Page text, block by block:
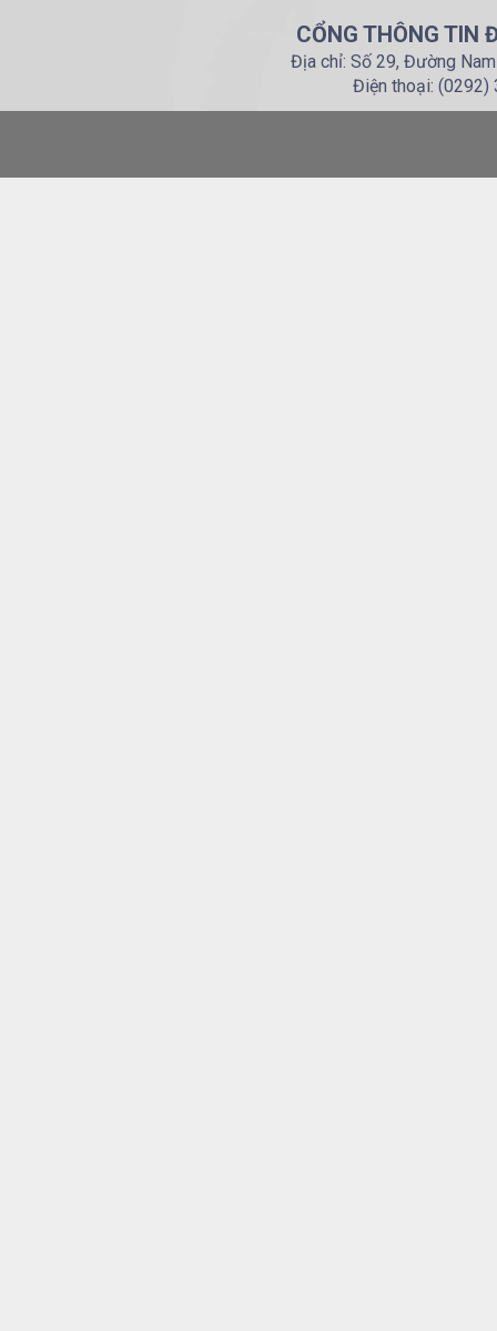
CỔNG THÔNG TIN
Địa chỉ: Số 29, Đường
Điện thoại: (0292)